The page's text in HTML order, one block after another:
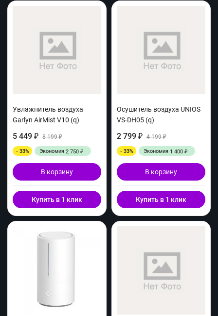
Увлажнитель воздуха
Garlyn AirMist V10 (q)
5 449 ₽ 8 199₽
- 33% Экономия 2 750 ₽
В корзину
Купить в 1 клик
Осушитель воздуха UNIOS
VS-DH05 (q)
2 799 ₽ 4 199₽
- 33% Экономия 1 400 ₽
В корзину
Купить в 1 клик